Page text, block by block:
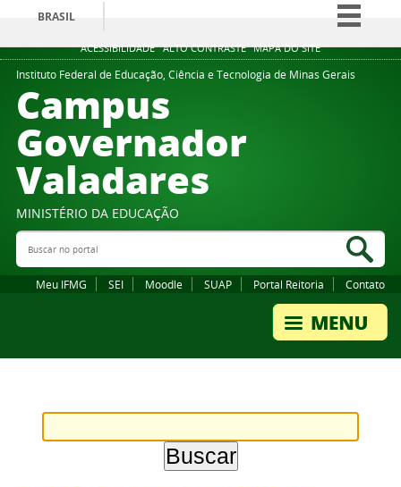
ACESSIBILIDADE ALTO CONTRASTE MAPA DO SITE
BRASIL
Simplifique!
Comunica BR
Instituto Federal de Educação, Ciência e Tecnologia de Minas Gerais
Campus
Governador
Valadares
MINISTÉRIO DA EDUCAÇÃO
Buscar no portal
Meu IFMG SEI Moodle SUAP Portal Reitoria Contato